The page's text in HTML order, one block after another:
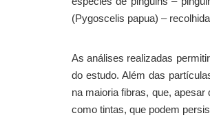
(Pygoscelis papua) –
As análises realizadas
do estudo. Além das
na maioria fibras, que,
como tintas, que podem